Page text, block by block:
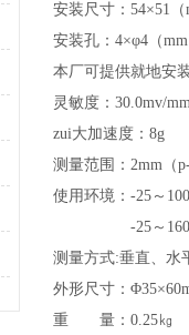
安装尺寸：54×51（
安装孔：4×φ4（
本厂可提供就地安
灵敏度：30.0mv/
zui大加速度：8g
测量范围：2mm（
使用环境：-25～
-25～160℃
测量方式:垂直、水
外形尺寸：
重 量：0.25㎏